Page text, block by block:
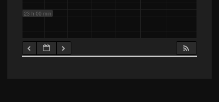
23 h 00 min